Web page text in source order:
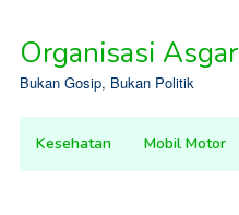
contentOrganisasi Asgar
Bukan Gosip, Bukan Politik
Kesehatan Mobil Motor